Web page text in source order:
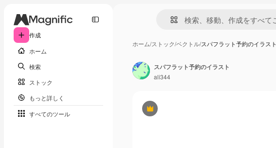
作成
ホーム
検索
ストック
もっと詳しく
すべてのツール
ホーム/ストック/ベクトル/スパフラット予約のイラスト
Premium
スパフラット予約のイラスト
ali344